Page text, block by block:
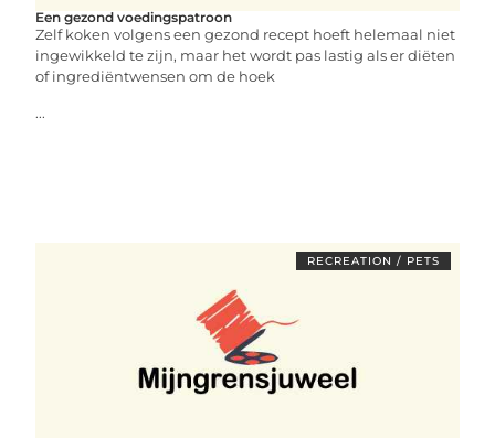
Een gezond voedingspatroon
Zelf koken volgens een gezond recept hoeft helemaal niet
ingewikkeld te zijn, maar het wordt pas lastig als er diëten
of ingrediëntwensen om de hoek
...
RECREATION / PETS